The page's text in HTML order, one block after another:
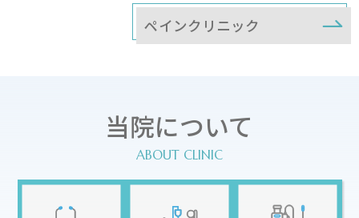
ペインクリニック
当院について